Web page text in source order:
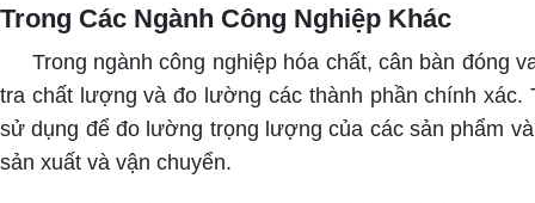
Trong Các Ngành Công Nghiệp Khác
Trong ngành công nghiệp hóa chất, cân bàn đóng
tra chất lượng và đo lường các thành phần chính xác.
sử dụng để đo lường trọng lượng của các sản phẩm
sản xuất và vận chuyển.